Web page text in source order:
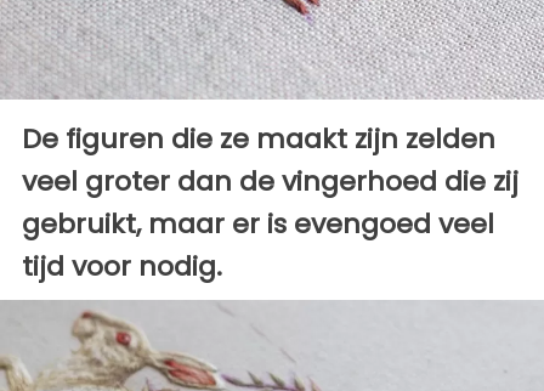
De figuren die ze maakt zijn zelden
veel groter dan de vingerhoed die zij
gebruikt, maar er is evengoed veel
tijd voor nodig.